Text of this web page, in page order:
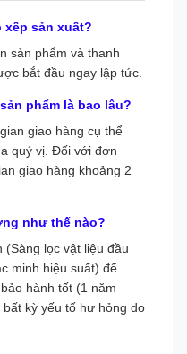
xếp sản xuất?
sản phẩm và thanh
bắt đầu ngay lập tức.
phẩm là bao lâu?
giao hàng cụ thể
quý vị. Đối với đơn
giao hàng khoảng 2
như thế nào?
lọc vật liệu đầu
minh hiệu suất) để
hành tốt (1 năm
kỳ yếu tố hư hỏng do